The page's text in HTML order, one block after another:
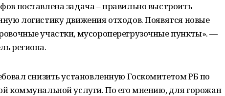
поставлена задача – правильно выстроить
логистику движения отходов. Появятся новые
участки, мусороперегрузочные пункты». —
региона.
снизить установленную Госкомитетом РБ по
коммунальной услуги. По его мнению, для горожан